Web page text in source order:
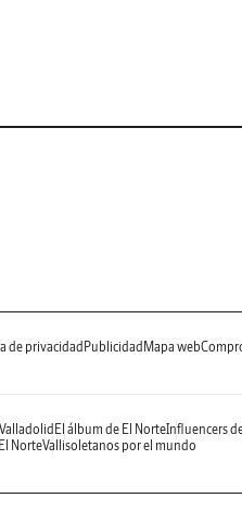
de privacidad Publicidad Mapa web
El álbum de El NorteInfluencers
NorteVallisoletanos por el mundo